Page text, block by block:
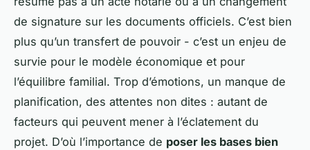
de signature sur les documents officiels. C’est bien
plus qu’un transfert de pouvoir - c’est un enjeu de
survie pour le modèle économique et pour
l’équilibre familial. Trop d’émotions, un manque de
planification, des attentes non dites : autant de
facteurs qui peuvent mener à l’éclatement du
projet. D’où l’importance de poser les bases bien